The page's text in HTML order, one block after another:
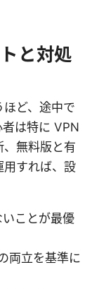
と対処
ど、途中で
は特に VPN
、無料版と有
用すれば、設
ことが最優
両立を基準に